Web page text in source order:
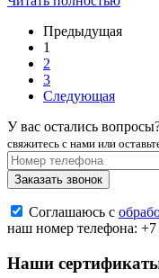
Предыдущая
1
2
3
Следующая
У вас остались
свяжитесь с нами или
Заказать звонок
Соглашаюсь с
наш номер телефона: +7
Наши